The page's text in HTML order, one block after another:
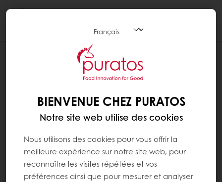
PAIN BLANC AUX GRAINES (GERMÉES)
BIENVENUE CHEZ PURATOS
Notre site web utilise des cookies
Nous utilisons des cookies pour vous offrir la
meilleure expérience sur notre site web, pour
reconnaître les visites répétées et vos
préférences ainsi que pour mesurer et analyser